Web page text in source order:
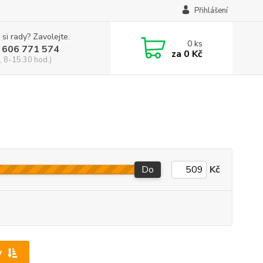
Přihlášení
rady? Zavolejte.
771 574
8-15:30 hod.)
0ks
za 0 Kč
Do Kč